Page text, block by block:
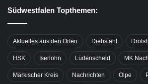
Südwestfalen Topthemen:
Aktuelles aus den Orten Diebstahl
HSK Iserlohn Lüdenscheid MK
Märkischer Kreis Nachrichten Olpe